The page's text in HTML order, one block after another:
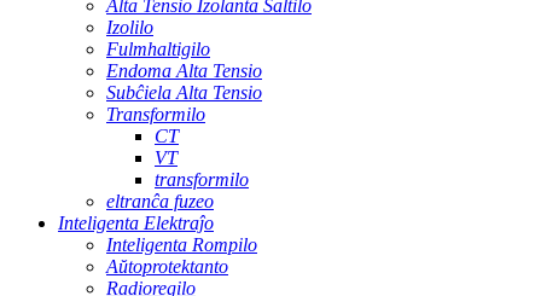
Alta Tensio Izolanta Ŝaltilo
Izolilo
Fulmhaltigilo
Endoma Alta Tensio
Subĉiela Alta Tensio
Transformilo
CT
VT
transformilo
eltranĉa fuzeo
Inteligenta Elektraĵo
Inteligenta Rompilo
Aŭtoprotektanto
Radioregilo